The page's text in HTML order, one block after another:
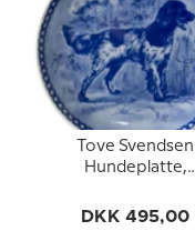
Tove Svendsen
Hundeplatte,
DKK 495,00